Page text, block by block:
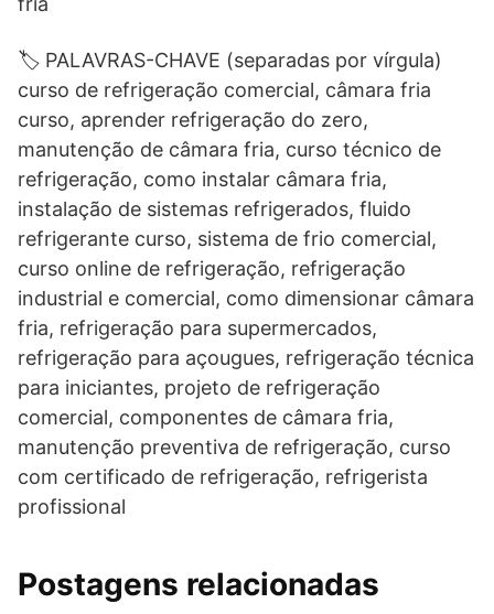
🏷️ PALAVRAS-CHAVE (separadas por vírgula)
curso de refrigeração comercial, câmara fria
curso, aprender refrigeração do zero,
manutenção de câmara fria, curso técnico de
refrigeração, como instalar câmara fria,
instalação de sistemas refrigerados, fluido
refrigerante curso, sistema de frio comercial,
curso online de refrigeração, refrigeração
industrial e comercial, como dimensionar câmara
fria, refrigeração para supermercados,
refrigeração para açougues, refrigeração técnica
para iniciantes, projeto de refrigeração
comercial, componentes de câmara fria,
manutenção preventiva de refrigeração, curso
com certificado de refrigeração, refrigerista
profissional
Postagens relacionadas